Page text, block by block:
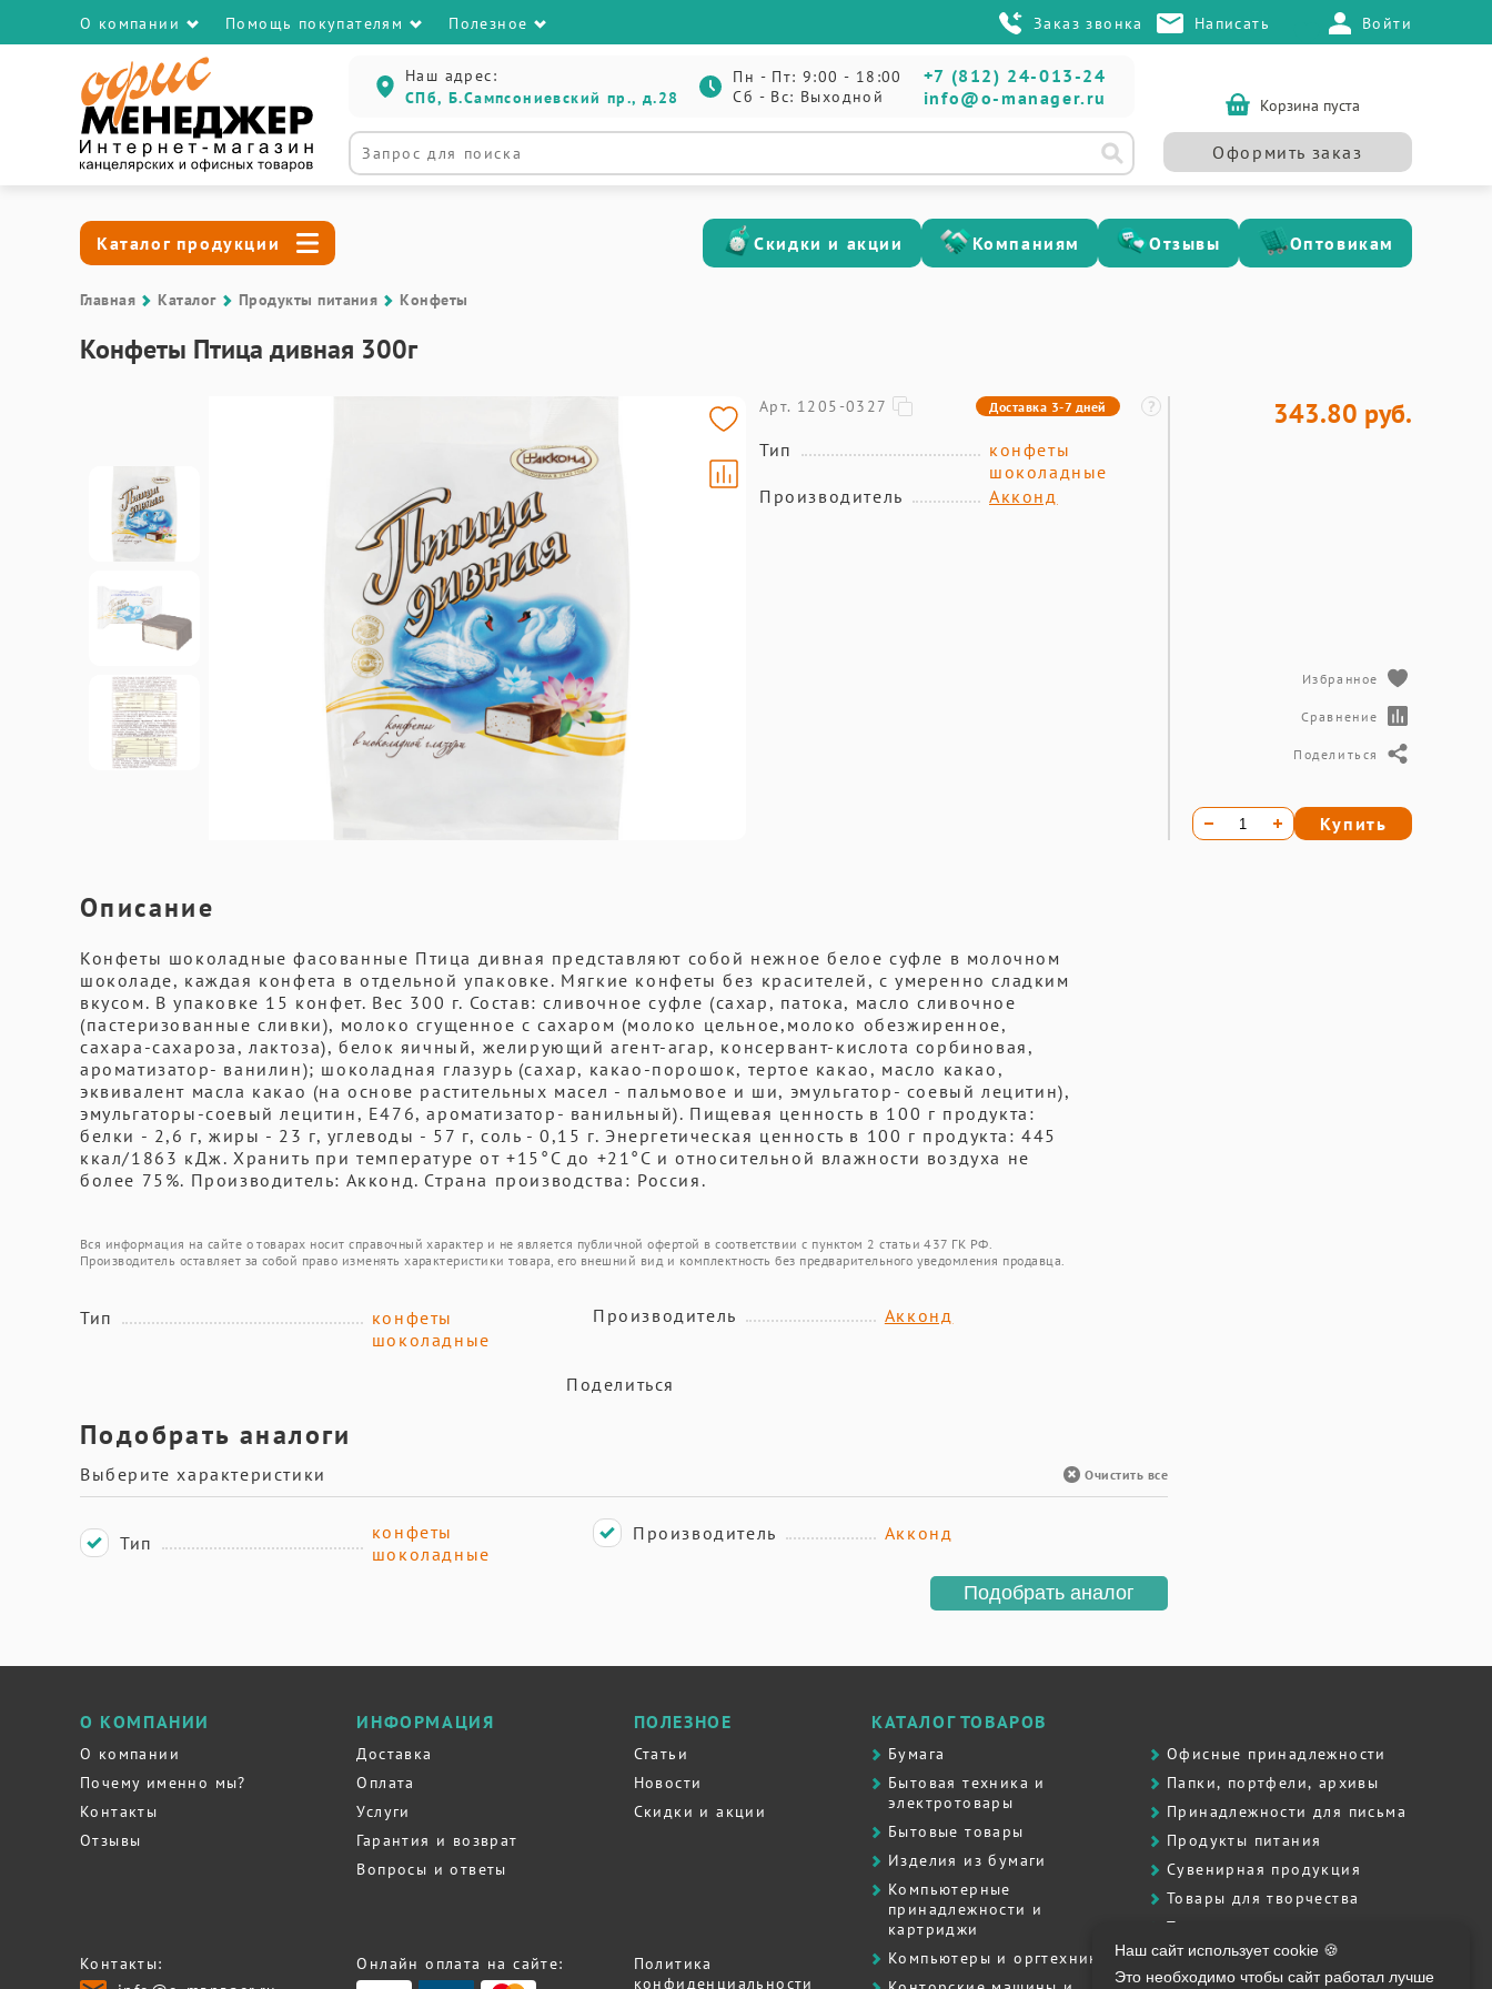
О компании Помощь покупателям Полезное Заказ звонка Написать Войти
Наш адрес:
СПб, Б.Сампсониевский пр., д.28
Пн - Пт: 9:00 - 18:00
Сб - Вс: Выходной
+7 (812) 24-013-24
info@o-manager.ru
Корзина пуста
Оформить заказ
Каталог продукции Скидки и акции Компаниям Отзывы Оптовикам
Главная Каталог Продукты питания Конфеты
Конфеты Птица дивная 300г
Арт. 1205-0327 Доставка 3-7 дней
Тип
конфеты
шоколадные
Производитель
Акконд
Описание
Конфеты шоколадные фасованные Птица дивная представляют собой нежное белое суфле в молочном
шоколаде, каждая конфета в отдельной упаковке. Мягкие конфеты без красителей, с умеренно сладким
вкусом. В упаковке 15 конфет. Вес 300 г. Состав: сливочное суфле (сахар, патока, масло сливочное
(пастеризованные сливки), молоко сгущенное с сахаром (молоко цельное,молоко обезжиренное,
сахара-сахароза, лактоза), белок яичный, желирующий агент-агар, консервант-кислота сорбиновая,
ароматизатор- ванилин); шоколадная глазурь (сахар, какао-порошок, тертое какао, масло какао,
эквивалент масла какао (на основе растительных масел - пальмовое и ши, эмульгатор- соевый лецитин),
эмульгаторы-соевый лецитин, Е476, ароматизатор- ванильный). Пищевая ценность в 100 г продукта:
белки - 2,6 г, жиры - 23 г, углеводы - 57 г, соль - 0,15 г. Энергетическая ценность в 100 г продукта: 445
ккал/1863 кДж. Хранить при температуре от +15°С до +21°С и относительной влажности воздуха не
более 75%. Производитель: Акконд. Страна производства: Россия.
Вся информация на сайте о товарах носит справочный характер и не является публичной офертой в соответствии с пунктом 2 статьи 437 ГК РФ.
Производитель оставляет за собой право изменять характеристики товара, его внешний вид и комплектность без предварительного уведомления продавца.
Тип
конфеты
шоколадные
Производитель Акконд
Поделиться
Подобрать аналоги
Выберите характеристики Очистить все
Тип
конфеты
шоколадные
Производитель Акконд
Подобрать аналог
343.80 руб.
Избранное
Сравнение
Поделиться
Купить
О КОМПАНИИ
О компании
Почему именно мы?
Контакты
Отзывы
ИНФОРМАЦИЯ
Доставка
Оплата
Услуги
Гарантия и возврат
Вопросы и ответы
ПОЛЕЗНОЕ
Статьи
Новости
Скидки и акции
Контакты:
Онлайн оплата на сайте:
Политика
конфиденциальности
КАТАЛОГ ТОВАРОВ
Бумага
Бытовая техника и
электротовары
Бытовые товары
Изделия из бумаги
Компьютерные
принадлежности и
картриджи
Компьютеры и оргтехника
Офисные принадлежности
Папки, портфели, архивы
Принадлежности для письма
Продукты питания
Сувенирная продукция
Товары для творчества
Товары для школы
Хозяйственные товары
Штемпельная продукция
Наш сайт использует cookie 🍪
Это необходимо чтобы сайт работал лучше